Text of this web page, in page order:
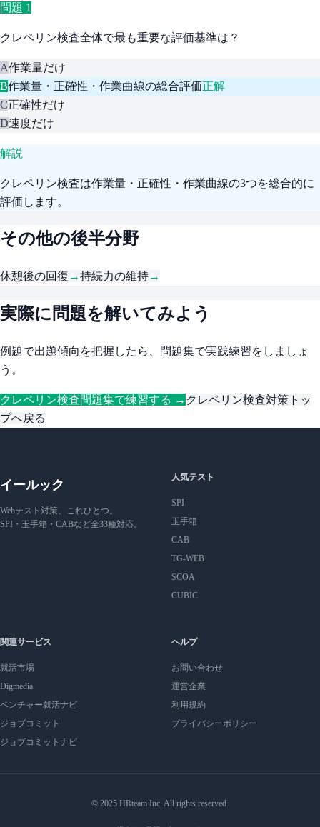
問題 1
クレペリン検査全体で最も重要な評価基準は？
A作業量だけ
B作業量・正確性・作業曲線の総合評価正解
C正確性だけ
D速度だけ
解説
クレペリン検査は作業量・正確性・作業曲線の3つを総合的に
評価します。
その他の後半分野
休憩後の回復 →持続力の維持→
実際に問題を解いてみよう
例題で出題傾向を把握したら、問題集で実践練習をしましょ
う。
クレペリン検査問題集で練習する → クレペリン検査対策トッ
プへ戻る
イールック
Webテスト対策、これひとつ。
SPI・玉手箱・CABなど全33種対応。
人気テスト
SPI
玉手箱
CAB
TG-WEB
SCOA
CUBIC
関連サービス
就活市場
Digmedia
ベンチャー就活ナビ
ジョブコミット
ジョブコミットナビ
ヘルプ
お問い合わせ
運営企業
利用規約
プライバシーポリシー
© 2025 HRteam Inc. All rights reserved.